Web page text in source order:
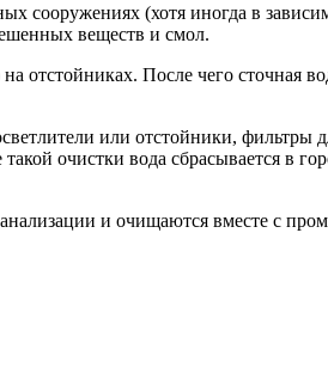
сооружениях (хотя иногда в
веществ и смол.
отстойниках. После чего сточная
или отстойники,
очистки вода сбрасывается в
и очищаются вместе с